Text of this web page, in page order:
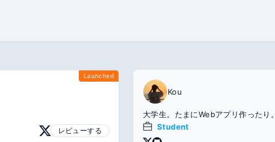
Launched
レビューする
Kou
大学生。たまにWebアプリ作ったり。
Student